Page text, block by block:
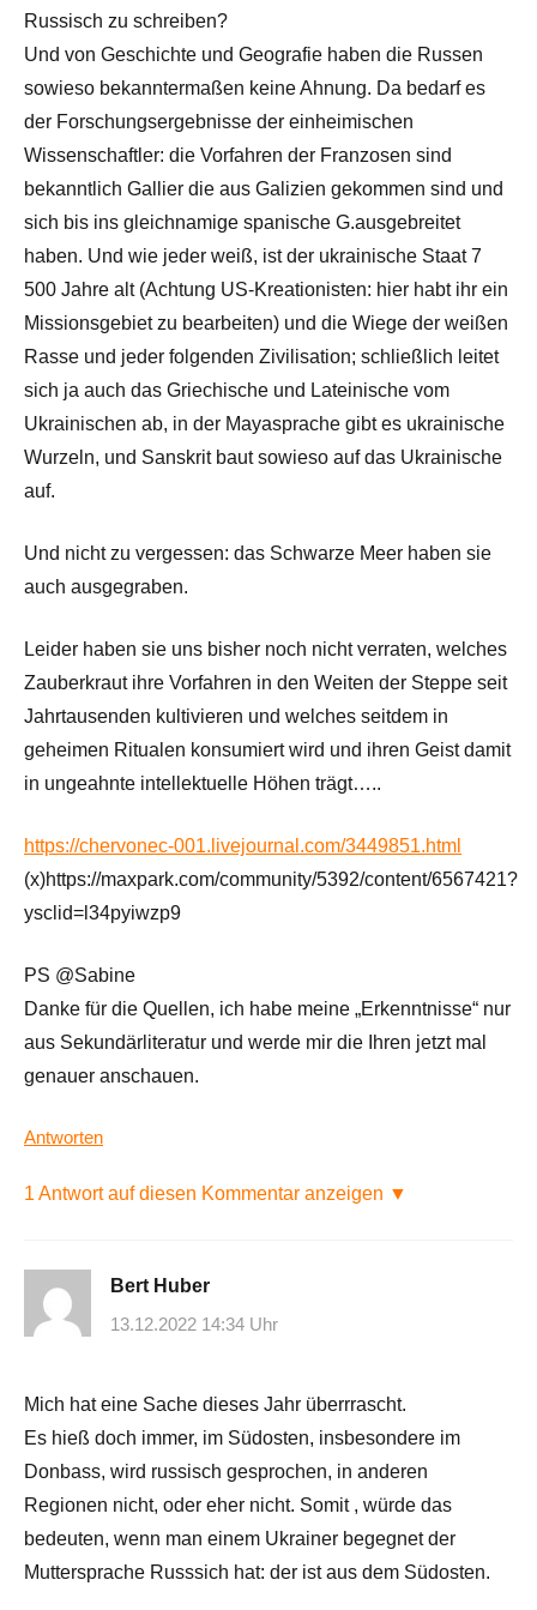
Russisch zu schreiben?
Und von Geschichte und Geografie haben die Russen
sowieso bekanntermaßen keine Ahnung. Da bedarf es
der Forschungsergebnisse der einheimischen
Wissenschaftler: die Vorfahren der Franzosen sind
bekanntlich Gallier die aus Galizien gekommen sind und
sich bis ins gleichnamige spanische G.ausgebreitet
haben. Und wie jeder weiß, ist der ukrainische Staat 7
500 Jahre alt (Achtung US-Kreationisten: hier habt ihr ein
Missionsgebiet zu bearbeiten) und die Wiege der weißen
Rasse und jeder folgenden Zivilisation; schließlich leitet
sich ja auch das Griechische und Lateinische vom
Ukrainischen ab, in der Mayasprache gibt es ukrainische
Wurzeln, und Sanskrit baut sowieso auf das Ukrainische
auf.
Und nicht zu vergessen: das Schwarze Meer haben sie
auch ausgegraben.
Leider haben sie uns bisher noch nicht verraten, welches
Zauberkraut ihre Vorfahren in den Weiten der Steppe seit
Jahrtausenden kultivieren und welches seitdem in
geheimen Ritualen konsumiert wird und ihren Geist damit
in ungeahnte intellektuelle Höhen trägt…..
https://chervonec-001.livejournal.com/3449851.html
(x)https://maxpark.com/community/5392/content/6567421?
ysclid=l34pyiwzp9
PS @Sabine
Danke für die Quellen, ich habe meine „Erkenntnisse“ nur
aus Sekundärliteratur und werde mir die Ihren jetzt mal
genauer anschauen.
Antworten
1 Antwort auf diesen Kommentar anzeigen ▼
Bert Huber
13.12.2022 14:34 Uhr
Mich hat eine Sache dieses Jahr überrrascht.
Es hieß doch immer, im Südosten, insbesondere im
Donbass, wird russisch gesprochen, in anderen
Regionen nicht, oder eher nicht. Somit , würde das
bedeuten, wenn man einem Ukrainer begegnet der
Muttersprache Russsich hat: der ist aus dem Südosten.